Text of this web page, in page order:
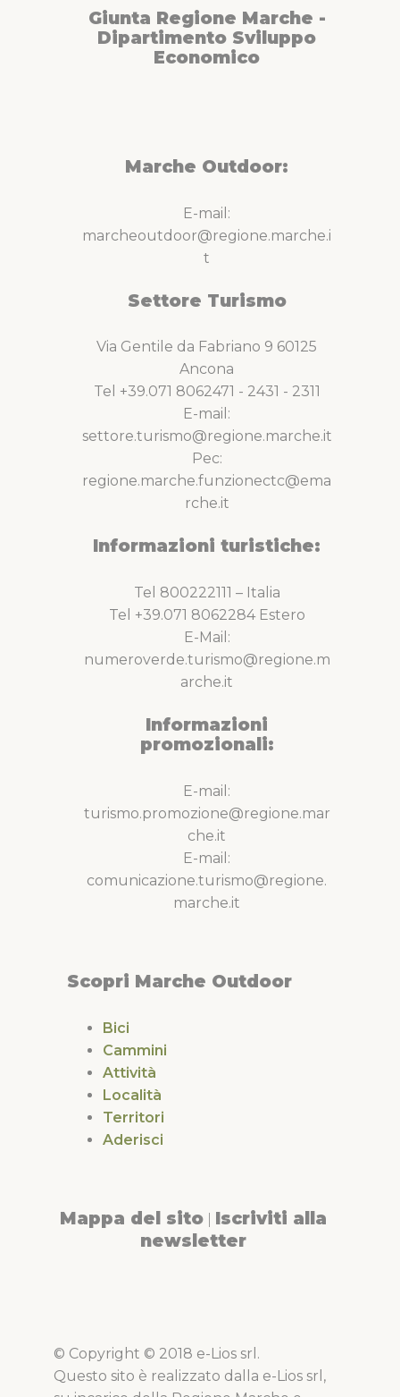
Giunta Regione Marche -
Dipartimento Sviluppo
Economico
Marche Outdoor:
E-mail:
marcheoutdoor@regione.marche.i
t
Settore Turismo
Via Gentile da Fabriano 9 60125
Ancona
Tel +39.071 8062471 - 2431 - 2311
E-mail:
settore.turismo@regione.marche.it
Pec:
regione.marche.funzionectc@ema
rche.it
Informazioni turistiche:
Tel 800222111 – Italia
Tel +39.071 8062284 Estero
E-Mail:
numeroverde.turismo@regione.m
arche.it
Informazioni
promozionali:
E-mail:
turismo.promozione@regione.mar
che.it
E-mail:
comunicazione.turismo@regione.
marche.it
Scopri Marche Outdoor
Bici
Cammini
Attività
Località
Territori
Aderisci
Mappa del sito Iscriviti alla
newsletter
© Copyright © 2018 e-Lios srl.
Questo sito è realizzato dalla e-Lios srl,